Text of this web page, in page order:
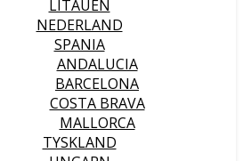
LITAUEN
NEDERLAND
SPANIA
ANDALUCIA
BARCELONA
COSTA BRAVA
MALLORCA
TYSKLAND